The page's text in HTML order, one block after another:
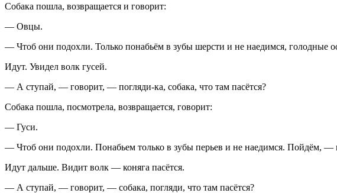
Собака пошла, возвращается и говорит:
— Овцы.
— Чтоб они подохли. Только понабьём в зубы шерсти и не наедимся, голодные
Идут. Увидел волк гусей.
— А ступай, — говорит, — погляди-ка, собака, что там пасётся?
Собака пошла, посмотрела, возвращается, говорит:
— Гуси.
— Чтоб они подохли. Понабьем только в зубы перьев и не наедимся. Пойдём, —
Идут дальше. Видит волк — коняга пасётся.
— А ступай, — говорит, — собака, погляди, что там пасётся?